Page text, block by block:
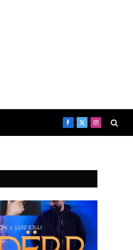
Facebook
X
(Twitter)
Instagram